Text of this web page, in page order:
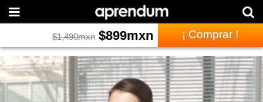
$1,490mxn $899mxn ¡ Comprar !